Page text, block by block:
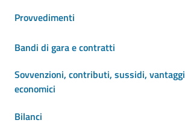
Provvedimenti
Bandi di gara e contratti
Sovvenzioni, contributi, sussidi, vantaggi
economici
Bilanci